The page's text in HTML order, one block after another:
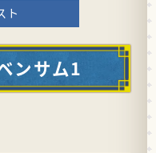
ト
ンサム1